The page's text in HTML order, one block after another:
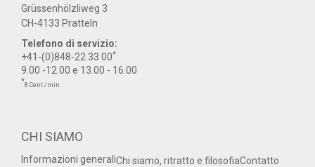
Grüssenhölzliweg 3
CH-4133 Pratteln
Telefono di servizio:
+41-(0)848-22 33 00*
9.00 -12.00 e 13.00 - 16.00
*8 Cent./min
CHI SIAMO
Informazioni generaliChi siamo, ritratto e filosofiaContatto